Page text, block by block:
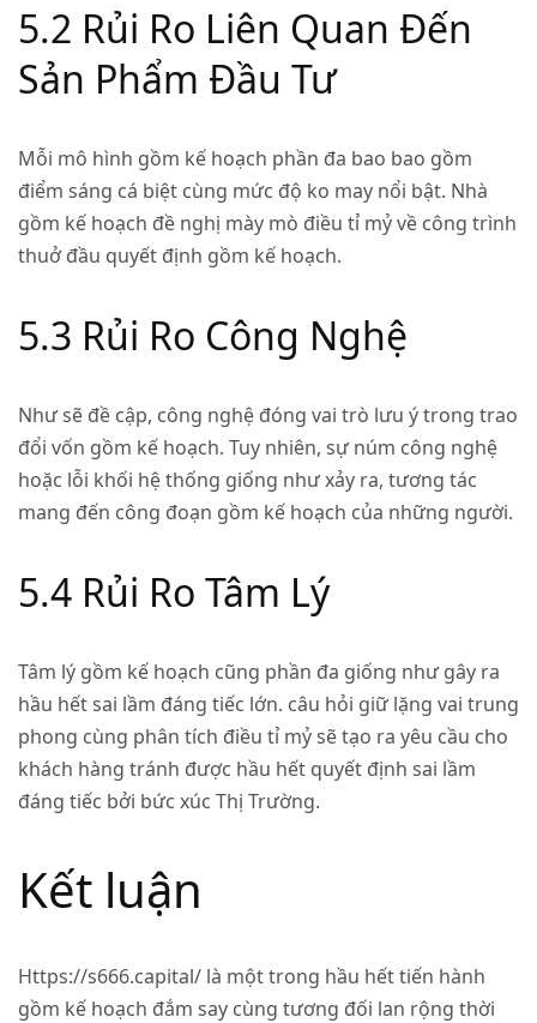
5.2 Rủi Ro Liên Quan Đến
Sản Phẩm Đầu Tư
Mỗi mô hình gồm kế hoạch phần đa bao bao gồm
điểm sáng cá biệt cùng mức độ ko may nổi bật. Nhà
gồm kế hoạch đề nghị mày mò điều tỉ mỷ về công trình
thuở đầu quyết định gồm kế hoạch.
5.3 Rủi Ro Công Nghệ
Như sẽ đề cập, công nghệ đóng vai trò lưu ý trong trao
đổi vốn gồm kế hoạch. Tuy nhiên, sự núm công nghệ
hoặc lỗi khối hệ thống giống như xảy ra, tương tác
mang đến công đoạn gồm kế hoạch của những người.
5.4 Rủi Ro Tâm Lý
Tâm lý gồm kế hoạch cũng phần đa giống như gây ra
hầu hết sai lầm đáng tiếc lớn. câu hỏi giữ lặng vai trung
phong cùng phân tích điều tỉ mỷ sẽ tạo ra yêu cầu cho
khách hàng tránh được hầu hết quyết định sai lầm
đáng tiếc bởi bức xúc Thị Trường.
Kết luận
Https://s666.capital/ là một trong hầu hết tiến hành
gồm kế hoạch đắm say cùng tương đối lan rộng thời